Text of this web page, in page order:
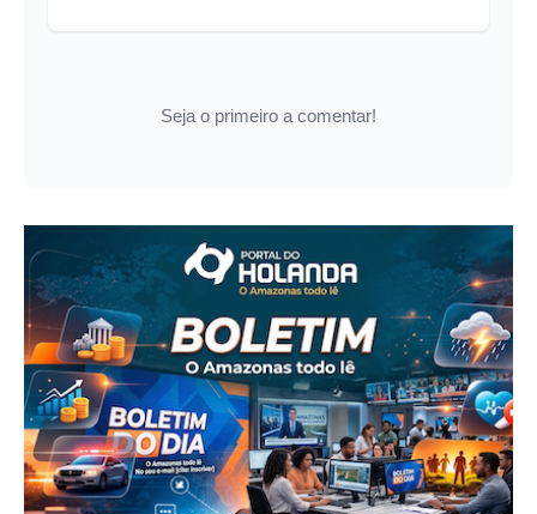
Seja o primeiro a comentar!